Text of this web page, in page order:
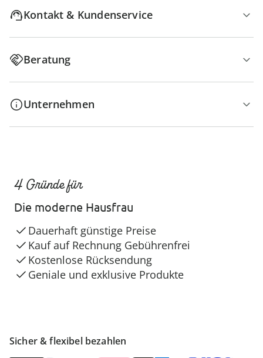
Kontakt & Kundenservice
Beratung
Unternehmen
Sicher & flexibel bezahlen
4 Gründe für
Die moderne Hausfrau
Dauerhaft günstige Preise
Kauf auf Rechnung Gebührenfrei
Kostenlose Rücksendung
Geniale und exklusive Produkte